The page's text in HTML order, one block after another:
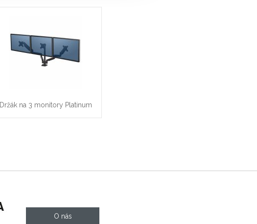
Držák na 3 monitory Platinum
O nás